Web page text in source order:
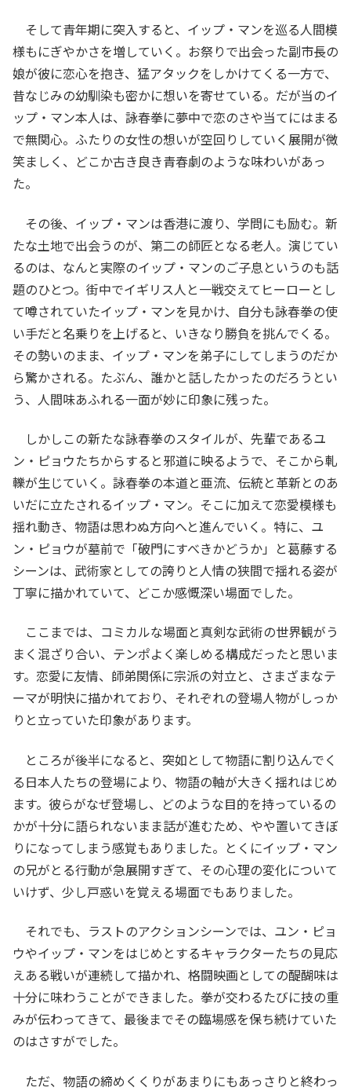
そして青年期に突入すると、イップ・マンを巡る人間模
様もにぎやかさを増していく。お祭りで出会った副市長の
娘が彼に恋心を抱き、猛アタックをしかけてくる一方で、
昔なじみの幼馴染も密かに想いを寄せている。だが当のイ
ップ・マン本人は、詠春拳に夢中で恋のさや当てにはまる
で無関心。ふたりの女性の想いが空回りしていく展開が微
笑ましく、どこか古き良き青春劇のような味わいがあっ
た。
その後、イップ・マンは香港に渡り、学問にも励む。新
たな土地で出会うのが、第二の師匠となる老人。演じてい
るのは、なんと実際のイップ・マンのご子息というのも話
題のひとつ。街中でイギリス人と一戦交えてヒーローとし
て噂されていたイップ・マンを見かけ、自分も詠春拳の使
い手だと名乗りを上げると、いきなり勝負を挑んでくる。
その勢いのまま、イップ・マンを弟子にしてしまうのだか
ら驚かされる。たぶん、誰かと話したかったのだろうとい
う、人間味あふれる一面が妙に印象に残った。
しかしこの新たな詠春拳のスタイルが、先輩であるユ
ン・ピョウたちからすると邪道に映るようで、そこから軋
轢が生じていく。詠春拳の本道と亜流、伝統と革新とのあ
いだに立たされるイップ・マン。そこに加えて恋愛模様も
揺れ動き、物語は思わぬ方向へと進んでいく。特に、ユ
ン・ピョウが墓前で「破門にすべきかどうか」と葛藤する
シーンは、武術家としての誇りと人情の狭間で揺れる姿が
丁寧に描かれていて、どこか感慨深い場面でした。
ここまでは、コミカルな場面と真剣な武術の世界観がう
まく混ざり合い、テンポよく楽しめる構成だったと思いま
す。恋愛に友情、師弟関係に宗派の対立と、さまざまなテ
ーマが明快に描かれており、それぞれの登場人物がしっか
りと立っていた印象があります。
ところが後半になると、突如として物語に割り込んでく
る日本人たちの登場により、物語の軸が大きく揺れはじめ
ます。彼らがなぜ登場し、どのような目的を持っているの
かが十分に語られないまま話が進むため、やや置いてきぼ
りになってしまう感覚もありました。とくにイップ・マン
の兄がとる行動が急展開すぎて、その心理の変化について
いけず、少し戸惑いを覚える場面でもありました。
それでも、ラストのアクションシーンでは、ユン・ピョ
ウやイップ・マンをはじめとするキャラクターたちの見応
えある戦いが連続して描かれ、格闘映画としての醍醐味は
十分に味わうことができました。拳が交わるたびに技の重
みが伝わってきて、最後までその臨場感を保ち続けていた
のはさすがでした。
ただ、物語の締めくくりがあまりにもあっさりと終わっ